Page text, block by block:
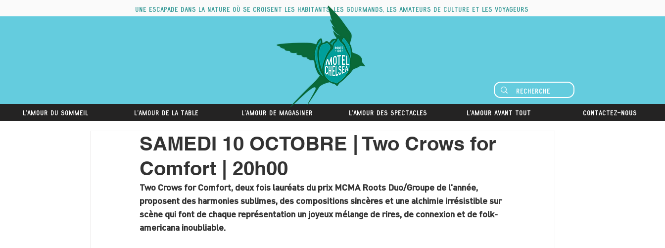
Une escapade dans la nature où se croisent les habitants, les gourmands, les amateurs de culture et les voyageurs
L'amour du sommeil L'amour de la table L'amour de magasiner L'amour des spectacles L'amour avant tout Contactez-nous
SAMEDI 10 OCTOBRE | Two Crows for
Comfort | 20h00
Two Crows for Comfort, deux fois lauréats du prix MCMA Roots Duo/Groupe de l'année,
proposent des harmonies sublimes, des compositions sincères et une alchimie irrésistible sur
scène qui font de chaque représentation un joyeux mélange de rires, de connexion et de folk-
americana inoubliable.